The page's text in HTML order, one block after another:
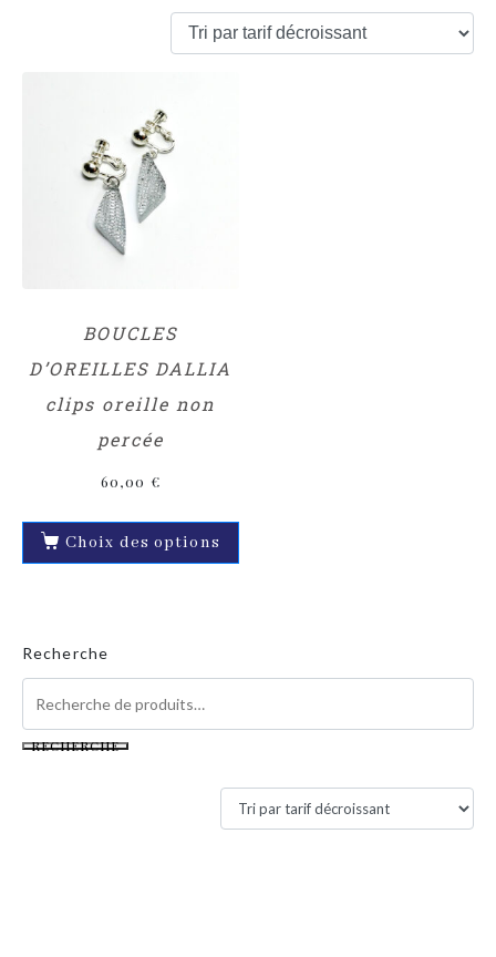
BOUCLES
D’OREILLES DALLIA
clips oreille non
percée
60,00 €
Choix des options
Recherche
RECHERCHE